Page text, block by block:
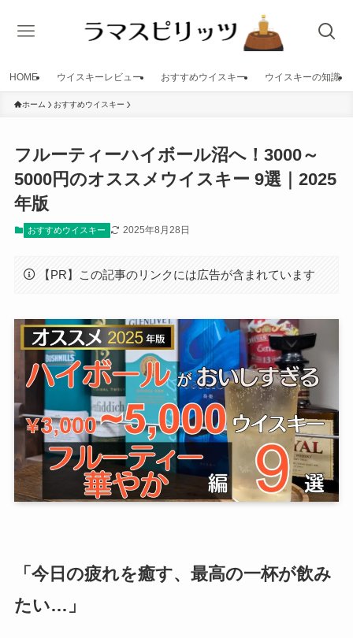
HOME ウイスキーレビュー おすすめウイスキー ウイスキーの知識
ホーム おすすめウイスキー
フルーティーハイボール沼へ！3000～
5000円のオススメウイスキー 9選｜2025
年版
おすすめウイスキー 2025年8月28日
【PR】この記事のリンクには広告が含まれています
「今日の疲れを癒す、最高の一杯が飲み
たい…」